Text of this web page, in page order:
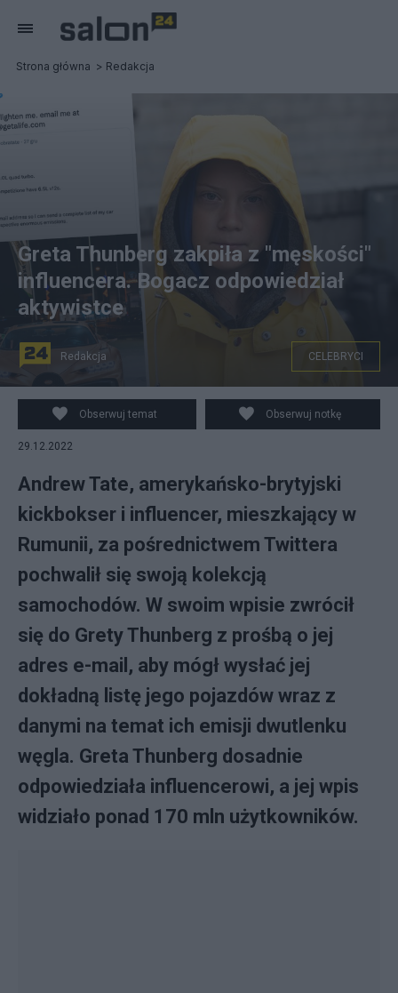
Strona główna Redakcja
Greta Thunberg wdała się w wymianę złośliwości z
influencerem Andrew Tate'm. (fot. Twitter, Wikimedia)
Greta Thunberg zakpiła z "męskości"
influencera. Bogacz odpowiedział
aktywistce
Redakcja CELEBRYCI
Obserwuj temat Obserwuj notkę
29.12.2022
Andrew Tate, amerykańsko-brytyjski
kickbokser i influencer, mieszkający w
Rumunii, za pośrednictwem Twittera
pochwalił się swoją kolekcją
samochodów. W swoim wpisie zwrócił
się do Grety Thunberg z prośbą o jej
adres e-mail, aby mógł wysłać jej
dokładną listę jego pojazdów wraz z
danymi na temat ich emisji dwutlenku
węgla. Greta Thunberg dosadnie
odpowiedziała influencerowi, a jej wpis
widziało ponad 170 mln użytkowników.